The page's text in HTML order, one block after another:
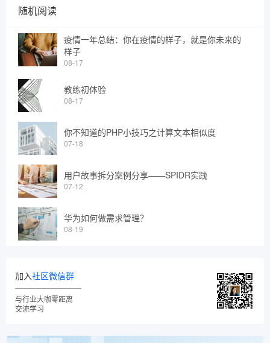
随机阅读
疫情一年总结：你在疫情的样子，就是你未来的
样子
08-17
教练初体验
08-17
你不知道的PHP小技巧之计算文本相似度
07-18
用户故事拆分案例分享——SPIDR实践
07-12
华为如何做需求管理？
08-19
加入社区微信群
与行业大咖零距离
交流学习